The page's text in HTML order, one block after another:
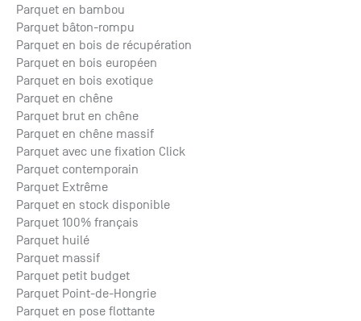
Parquet en bambou
Parquet bâton-rompu
Parquet en bois de récupération
Parquet en bois européen
Parquet en bois exotique
Parquet en chêne
Parquet brut en chêne
Parquet en chêne massif
Parquet avec une fixation Click
Parquet contemporain
Parquet Extrême
Parquet en stock disponible
Parquet 100% français
Parquet huilé
Parquet massif
Parquet petit budget
Parquet Point-de-Hongrie
Parquet en pose flottante